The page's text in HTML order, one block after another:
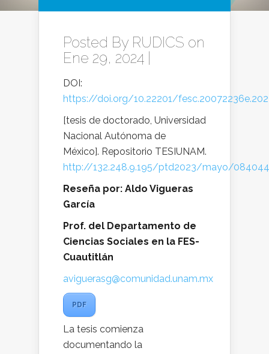
Posted By RUDICS on
Ene 29, 2024 |
DOI:
https://doi.org/10.22201/
[tesis de doctorado, Universidad
Nacional Autónoma de
México]. Repositorio TESIUNAM.
http://132.248.9.195/ptd2023/mayo/
Reseña por: Aldo Vigueras
García
Prof. del Departamento de
Ciencias Sociales en la FES-
Cuautitlán
aviguerasg@comunidad.unam.mx
PDF
La tesis comienza
documentando la